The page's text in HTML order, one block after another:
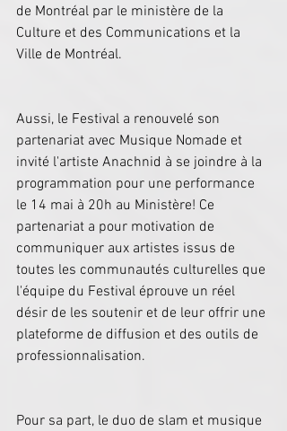
de Montréal par le ministère de la
Culture et des Communications et la
Ville de Montréal.
Aussi, le Festival a renouvelé son
partenariat avec Musique Nomade et
invité l'artiste Anachnid à se joindre à la
programmation pour une performance
le 14 mai à 20h au Ministère! Ce
partenariat a pour motivation de
communiquer aux artistes issus de
toutes les communautés culturelles que
l'équipe du Festival éprouve un réel
désir de les soutenir et de leur offrir une
plateforme de diffusion et des outils de
professionnalisation.
Pour sa part, le duo de slam et musique